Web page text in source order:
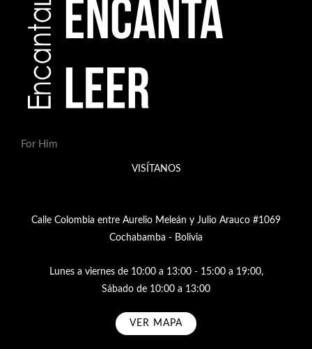
For Him
VISÍTANOS
Calle Colombia entre Aurelio Meleán y Julio Arauco #1069
Cochabamba - Bolivia
Lunes a viernes de 10:00 a 13:00 - 15:00 a 19:00,
Sábado de 10:00 a 13:00
VER MAPA